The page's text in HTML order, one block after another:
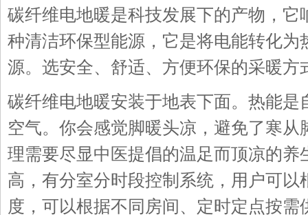
碳纤维电地暖是科技发展下的产物，
种清洁环保型能源，它是将电能转化
源。选安全、舒适、方便环保的采暖方
碳纤维电地暖安装于地表下面。热能
空气。你会感觉脚暖头凉，避免了寒
理需要尽显中医提倡的温足而顶凉的
高，有分室分时段控制系统，用户可
度，可以根据不同房间、定时定点按